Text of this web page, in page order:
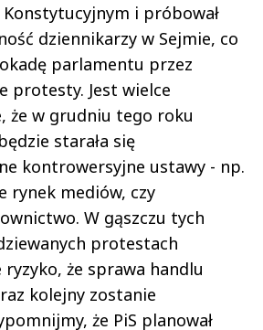
Konstytucyjnym i próbował
dziennikarzy w Sejmie, co
parlamentu przez
protesty. Jest wielce
że w grudniu tego roku
starała się
kontrowersyjne ustawy - np.
rynek mediów, czy
W gąszczu tych
protestach
że sprawa handlu
kolejny zostanie
że PiS planował